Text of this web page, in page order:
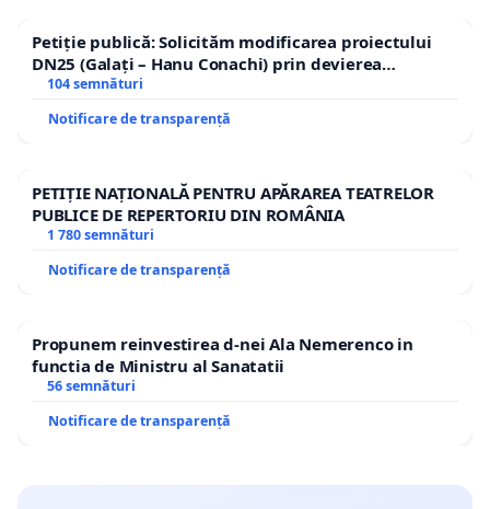
Petiție publică: Solicităm modificarea proiectului
DN25 (Galați – Hanu Conachi) prin devierea
traseului în afara localităților!
104 semnături
Notificare de transparență
PETIȚIE NAȚIONALĂ PENTRU APĂRAREA TEATRELOR
PUBLICE DE REPERTORIU DIN ROMÂNIA
1 780 semnături
Notificare de transparență
Propunem reinvestirea d-nei Ala Nemerenco in
functia de Ministru al Sanatatii
56 semnături
Notificare de transparență